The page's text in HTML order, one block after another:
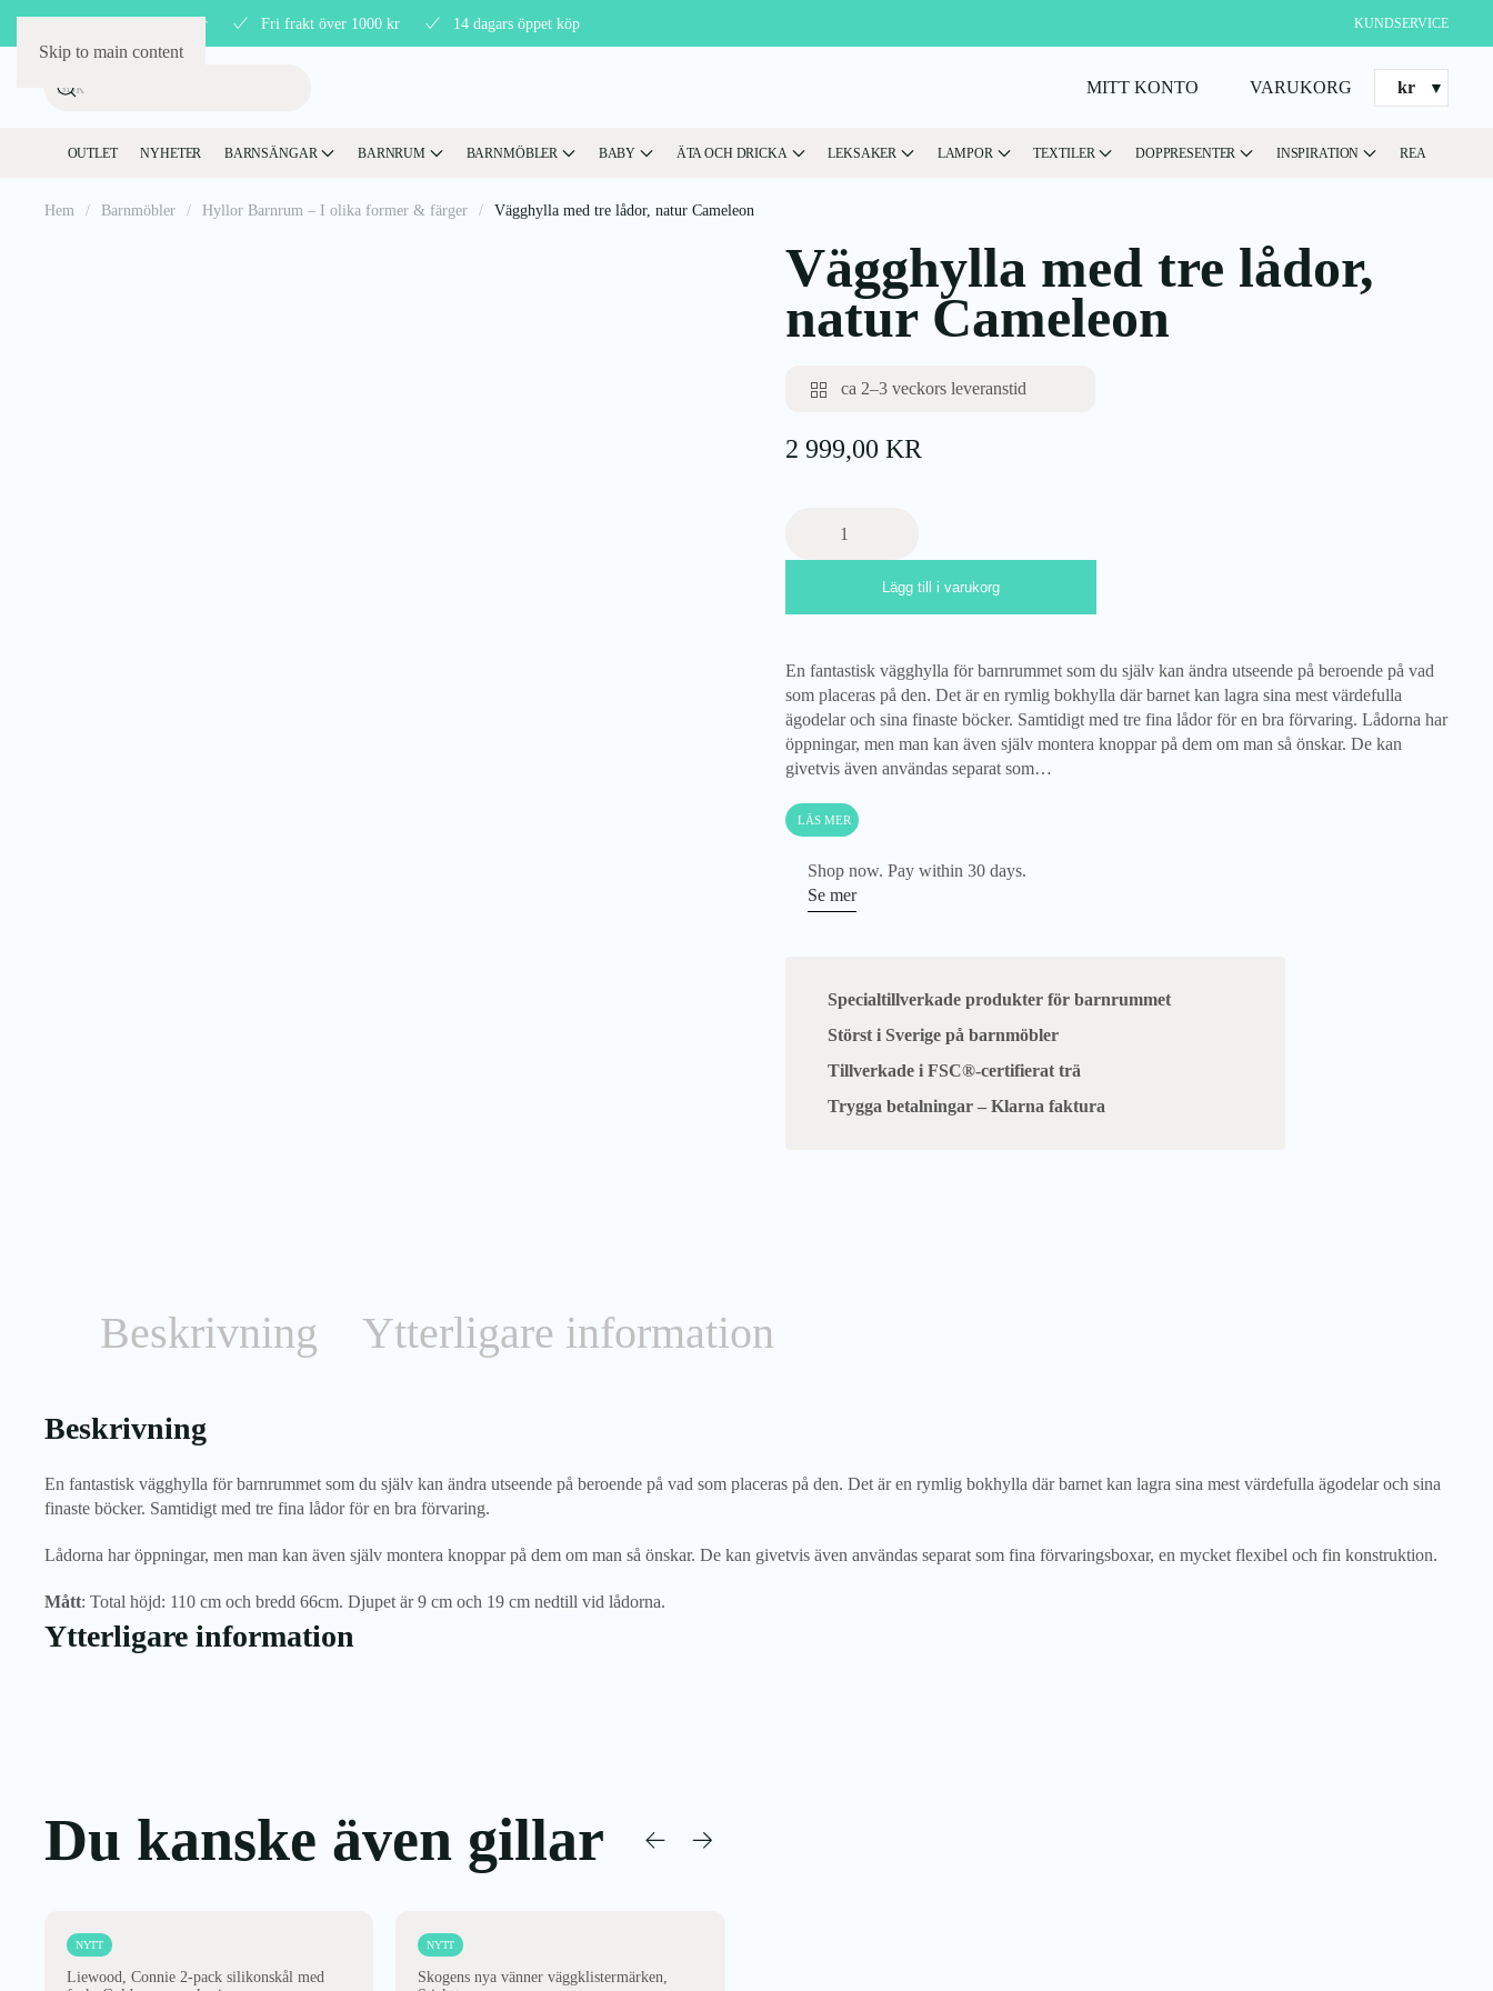
Skip to main content
Störst på barnmöbler Fri frakt över 1000 kr 14 dagars öppet köp KUNDSERVICE
MITT KONTO VARUKORG kr
OUTLET NYHETER BARNSÄNGAR BARNRUM BARNMÖBLER BABY ÄTA OCH DRICKA LEKSAKER LAMPOR TEXTILER DOPPRESENTER INSPIRATION REA
Hem Barnmöbler Hyllor Barnrum – I olika former & färger Vägghylla med tre lådor, natur Cameleon
Vägghylla med tre lådor,
natur Cameleon
ca 2–3 veckors leveranstid
2 999,00 KR
natur
mängd
Lägg till i varukorg
En fantastisk vägghylla för barnrummet som du själv kan ändra utseende på beroende på vad
som placeras på den. Det är en rymlig bokhylla där barnet kan lagra sina mest värdefulla
ägodelar och sina finaste böcker. Samtidigt med tre fina lådor för en bra förvaring. Lådorna har
öppningar, men man kan även själv montera knoppar på dem om man så önskar. De kan
givetvis även användas separat som…
LÄS MER
Shop now. Pay within 30 days.
Se mer
Specialtillverkade produkter för barnrummet
Störst i Sverige på barnmöbler
Tillverkade i FSC®-certifierat trä
Trygga betalningar – Klarna faktura
Beskrivning Ytterligare information
Beskrivning
En fantastisk vägghylla för barnrummet som du själv kan ändra utseende på beroende på vad som placeras på den. Det är en rymlig bokhylla där barnet kan lagra sina mest värdefulla ägodelar och sina
finaste böcker. Samtidigt med tre fina lådor för en bra förvaring.
Lådorna har öppningar, men man kan även själv montera knoppar på dem om man så önskar. De kan givetvis även användas separat som fina förvaringsboxar, en mycket flexibel och fin konstruktion.
Mått: Total höjd: 110 cm och bredd 66cm. Djupet är 9 cm och 19 cm nedtill vid lådorna.
Ytterligare information
Du kanske även gillar
NYTT
Liewood, Connie 2-pack silikonskål med
NYTT
Skogens nya vänner väggklistermärken,